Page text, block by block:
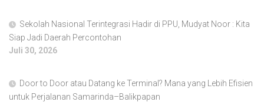
Sekolah Nasional Terintegrasi Hadir di PPU, Mudyat Noor : Kita
Siap Jadi Daerah Percontohan
Juli 30, 2026
Door to Door atau Datang ke Terminal? Mana yang Lebih Efisien
untuk Perjalanan Samarinda–Balikpapan